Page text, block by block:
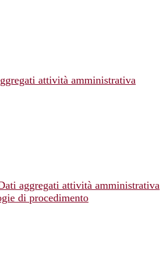
attività amministrativa
aggregati attività amministrativa
di procedimento